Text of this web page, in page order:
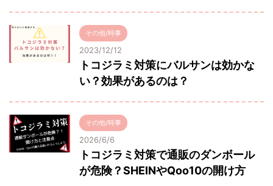
その他/時事
2023/12/12
トコジラミ対策にバルサンは効かな
い？効果があるのは？
その他/時事
2026/6/6
トコジラミ対策で通販のダンボール
が危険？SHEINやQoo10の開け方